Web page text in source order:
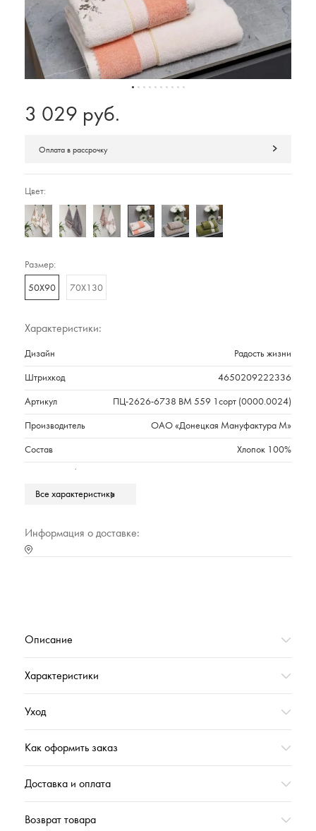
3 029 руб.
Оплата в рассрочку
Цвет:
Размер:
50Х90 70Х130
Характеристики:
Дизайн Радость жизни
Штрихкод 4650209222336
Артикул ПЦ-2626-6738 ВМ 559 1сорт (0000.0024)
Производитель ОАО «Донецкая Мануфактура М»
Состав Хлопок 100%
Марка
Страна происхождения
Все характеристики
Информация о доставке:
Описание
Характеристики
Уход
Как оформить заказ
Доставка и оплата
Возврат товара